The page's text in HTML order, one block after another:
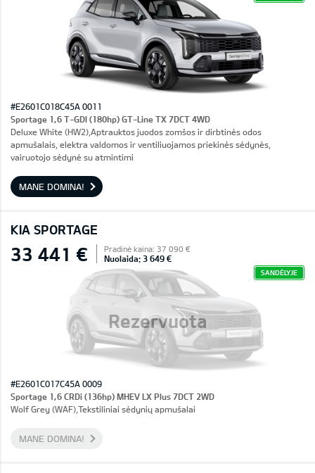
#E2601C018C45A 0011
Sportage 1,6 T-GDI (180hp) GT-Line TX 7DCT 4WD
Deluxe White (HW2),Aptrauktos juodos zomšos ir dirbtinės odos
apmušalais, elektra valdomos ir ventiliuojamos priekinės sėdynės,
vairuotojo sėdynė su atmintimi
MANE DOMINA!
KIA SPORTAGE
Rezervuota
33 441 € Pradinė kaina: 37 090 €
Nuolaida: 3 649 €
SANDĖLYJE
#E2601C017C45A 0009
Sportage 1,6 CRDi (136hp) MHEV LX Plus 7DCT 2WD
Wolf Grey (WAF),Tekstiliniai sėdynių apmušalai
MANE DOMINA!